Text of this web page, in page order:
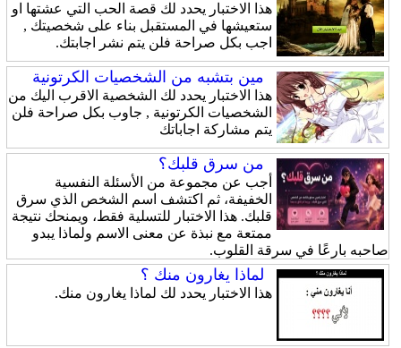
هذا الاختبار يحدد لك قصة الحب التي عشتها او
ستعيشها في المستقبل بناء على شخصيتك ,
اجب بكل صراحة فلن يتم نشر اجابتك.
مين بتشبه من الشخصيات الكرتونية
هذا الاختبار يحدد لك الشخصية الاقرب اليك من
الشخصيات الكرتونية , جاوب بكل صراحة فلن
يتم مشاركة اجاباتك
من سرق قلبك؟
أجب عن مجموعة من الأسئلة النفسية
الخفيفة، ثم اكتشف اسم الشخص الذي سرق
قلبك. هذا الاختبار للتسلية فقط، ويمنحك نتيجة
ممتعة مع نبذة عن معنى الاسم ولماذا يبدو
صاحبه بارعًا في سرقة القلوب.
لماذا يغارون منك ؟
هذا الاختبار يحدد لك لماذا يغارون منك.